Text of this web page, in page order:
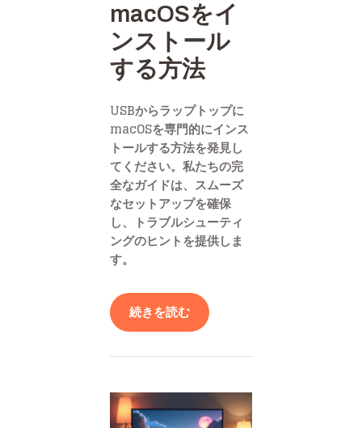
macOSをイ
ンストール
する方法
USBからラップトップに
macOSを専門的にインス
トールする方法を発見し
てください。私たちの完
全なガイドは、スムーズ
なセットアップを確保
し、トラブルシューティ
ングのヒントを提供しま
す。
続きを読む